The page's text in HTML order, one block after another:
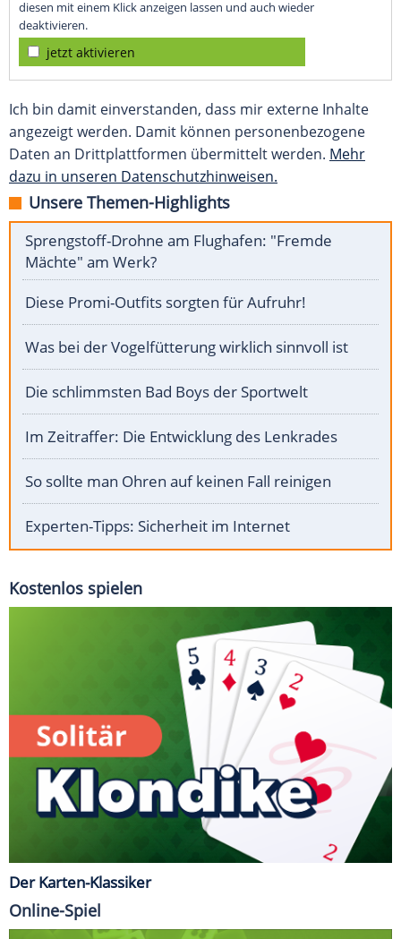
diesen mit einem Klick anzeigen lassen und auch wieder
deaktivieren.
jetzt aktivieren
Ich bin damit einverstanden, dass mir externe Inhalte
angezeigt werden. Damit können personenbezogene
Daten an Drittplattformen übermittelt werden. Mehr
dazu in unseren Datenschutzhinweisen.
Unsere Themen-Highlights
Sprengstoff-Drohne am Flughafen: "Fremde
Mächte" am Werk?
Diese Promi-Outfits sorgten für Aufruhr!
Was bei der Vogelfütterung wirklich sinnvoll ist
Die schlimmsten Bad Boys der Sportwelt
Im Zeitraffer: Die Entwicklung des Lenkrades
So sollte man Ohren auf keinen Fall reinigen
Experten-Tipps: Sicherheit im Internet
Kostenlos spielen
Der Karten-Klassiker
Online-Spiel